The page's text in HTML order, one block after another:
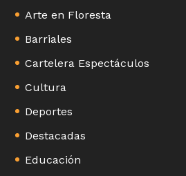
Arte en Floresta
Barriales
Cartelera Espectáculos
Cultura
Deportes
Destacadas
Educación